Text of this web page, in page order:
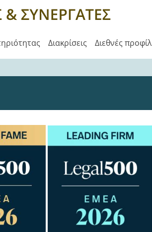
Διακρίσεις Διεθνές προφίλ